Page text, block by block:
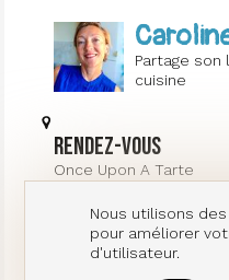
Partage son
cuisine
Rendez-vous
Once Upon A Tarte
Paris 75019
France
Nous utilisons
pour améliorer
d'utilisateur.